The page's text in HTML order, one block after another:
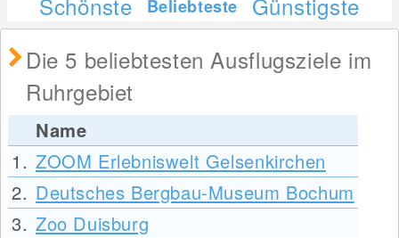
Beliebteste
Die 5 beliebtesten Ausflugsziele im
Ruhrgebiet
Name
1. ZOOM Erlebniswelt Gelsenkirchen
2. Deutsches Bergbau-Museum Bochum
3. Zoo Duisburg